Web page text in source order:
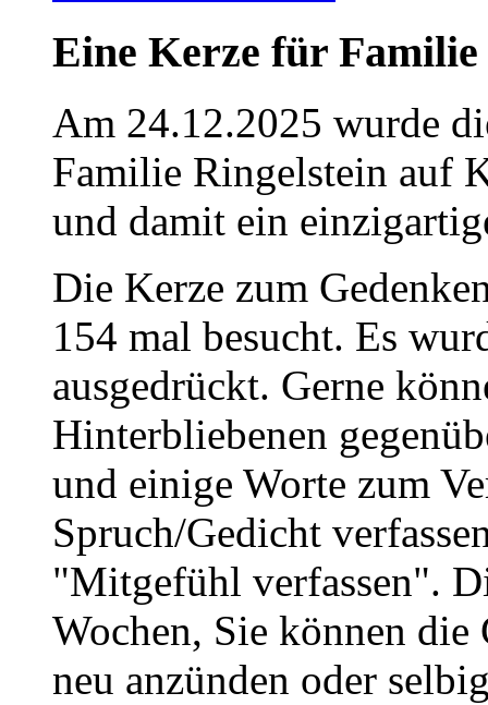
Eine Kerze für Familie
Am 24.12.2025 wurde
Familie Ringelstein auf
und damit ein
Die Kerze zum
154 mal besucht. Es
ausgedrückt. Gerne
Hinterbliebenen
und einige Worte zum
Spruch/Gedicht
"Mitgefühl verfassen".
Wochen, Sie können die
neu anzünden oder